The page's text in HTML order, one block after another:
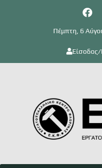
Πέμπτη, 6